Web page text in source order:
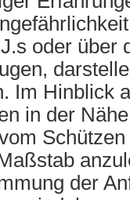
oder über
Im Hinblick
in der
der